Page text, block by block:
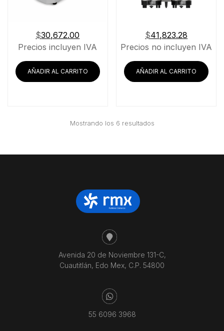
$30,672.00
Precios incluyen IVA
AÑADIR AL CARRITO
$41,823.28
Precios no incluyen IVA
AÑADIR AL CARRITO
Mostrando los 6 resultadosOrdenado
Avenida 20 de Noviembre 131-C,
Cuautitlán, Edo Mex, C.P. 54800
55 6096 3968